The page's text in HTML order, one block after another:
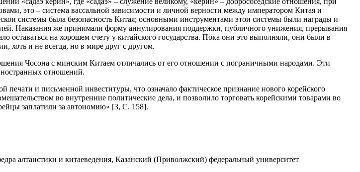
это – система вассальной зависимости и личной верности между императором Китая и
системы была безопасность Китая; основными инструментами этои системы были награды и
Наказания же принимали форму аннулирования поддержки, публичного унижения, прерывания
оставаться на хорошем счету у китайского государства. Пока они это выполняли, они были в
хоть и не всегда, но в мире друг с другом.
Чосона с минским Китаем отличались от его отношении с пограничными народами. Эти
отношений.
и письменной инвеституры, что означало фактическое признание нового корейского
во внутренние политические дела, и позволило торговать корейскими товарами во
заплатили за автономию» [3, С. 158].
алтаистики и китаеведения, Казанский (Приволжский) федеральный университет